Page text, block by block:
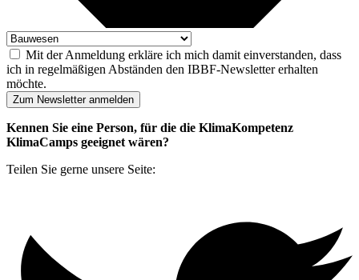
Mit der Anmeldung erkläre ich mich damit einverstanden, dass
ich in regelmäßigen Abständen den IBBF-Newsletter erhalten
möchte.
Zum Newsletter anmelden
Kennen Sie eine Person, für die die KlimaKompetenz
KlimaCamps geeignet wären?
Teilen Sie gerne unsere Seite: